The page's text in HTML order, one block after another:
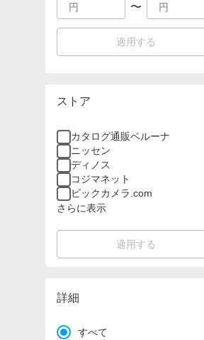
〜
適用する
ストア
カタログ通販ベルーナ
ニッセン
ディノス
コジマネット
ビックカメラ.com
さらに表示
適用する
詳細
すべて